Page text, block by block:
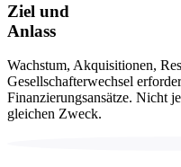
Ziel und
Anlass
Wachstum, Akquisitionen,
Gesellschafterwechsel
Finanzierungsansätze. Nicht
gleichen Zweck.